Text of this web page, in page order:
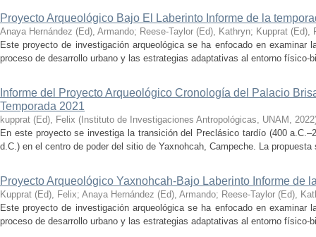
Proyecto Arqueológico Bajo El Laberinto Informe de la
Anaya Hernández (Ed), Armando; Reese-Taylor (Ed), Kathryn; Kupprat (Ed),
Este proyecto de investigación arqueológica se ha enfocado en examinar
proceso de desarrollo urbano y las estrategias adaptativas al entorno físico-
Informe del Proyecto Arqueológico Cronología del Palacio
Temporada 2021
kupprat (Ed), Felix ( Instituto de Investigaciones Antropológicas, UNAM , 2022
En este proyecto se investiga la transición del Preclásico tardío (400
d.C.) en el centro de poder del sitio de Yaxnohcah, Campeche. La
Proyecto Arqueológico Yaxnohcah-Bajo Laberinto Informe de
Kupprat (Ed), Felix; Anaya Hernández (Ed), Armando; Reese-Taylor (Ed),
Este proyecto de investigación arqueológica se ha enfocado en examinar
proceso de desarrollo urbano y las estrategias adaptativas al entorno físico-